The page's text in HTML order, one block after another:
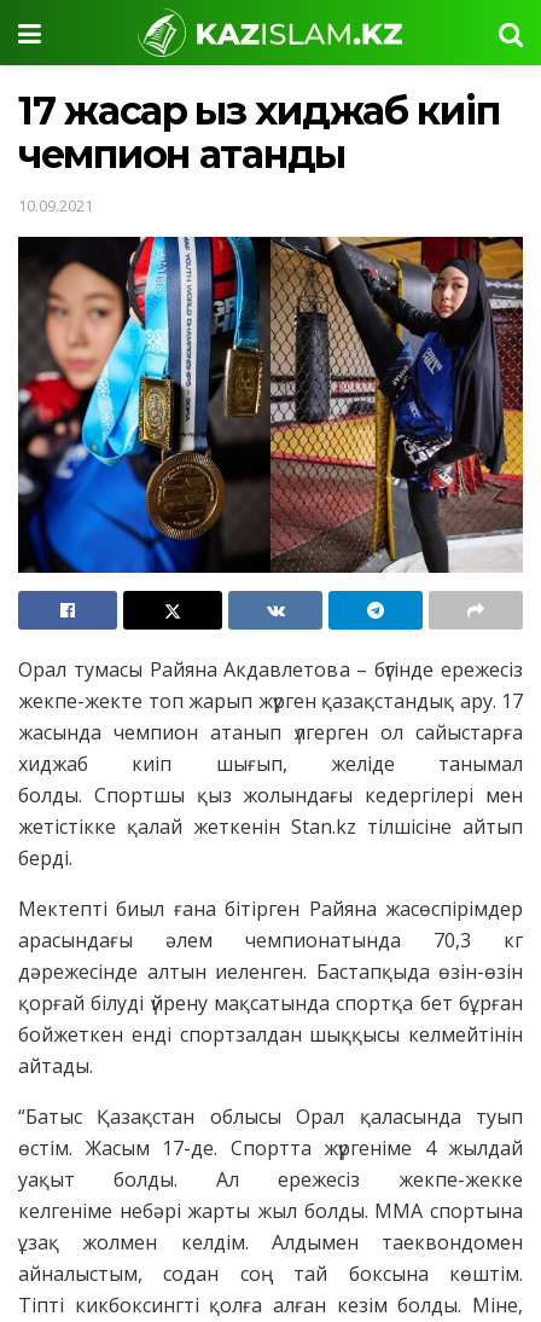
17 жасар қыз хиджаб киіп
чемпион атанды
10.09.2021
Орал тумасы Райяна Акдавлетова – бүгінде ережесіз
жекпе-жекте топ жарып жүрген қазақстандық ару. 17
жасында чемпион атанып үлгерген ол сайыстарға
хиджаб киіп шығып, желіде танымал
болды. Спортшы қыз жолындағы кедергілері мен
жетістікке қалай жеткенін Stan.kz тілшісіне айтып
берді.
Мектепті биыл ғана бітірген Райяна жасөспірімдер
арасындағы әлем чемпионатында 70,3 кг
дәрежесінде алтын иеленген. Бастапқыда өзін-өзін
қорғай білуді үйрену мақсатында спортқа бет бұрған
бойжеткен енді спортзалдан шыққысы келмейтінін
айтады.
“Батыс Қазақстан облысы Орал қаласында туып
өстім. Жасым 17-де. Спортта жүргеніме 4 жылдай
уақыт болды. Ал ережесіз жекпе-жекке
келгеніме небәрі жарты жыл болды. ММА спортына
ұзақ жолмен келдім. Алдымен таеквондомен
айналыстым, содан соң тай боксына көштім.
Тіпті кикбоксингті қолға алған кезім болды. Міне,